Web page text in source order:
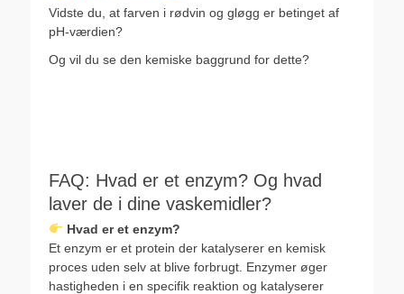
Vidste du, at farven i rødvin og gløgg er betinget af
pH-værdien?
Og vil du se den kemiske baggrund for dette?
FAQ: Hvad er et enzym? Og hvad
laver de i dine vaskemidler?
Hvad er et enzym?
Et enzym er et protein der katalyserer en kemisk
proces uden selv at blive forbrugt. Enzymer øger
hastigheden i en specifik reaktion og katalyserer